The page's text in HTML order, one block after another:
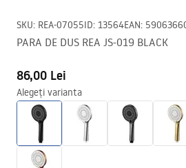
SKU: REA-07055ID: 13564EAN:
PARA DE DUS REA JS-019 BLACK
86,00 Lei
Alegeți varianta